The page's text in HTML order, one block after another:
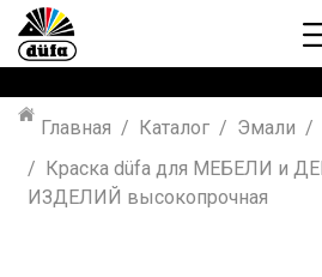
Главная Каталог Эмали
Краска düfa для МЕБЕЛИ и
ИЗДЕЛИЙ высокопрочная